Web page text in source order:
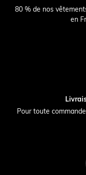
80 % de nos
en
Pour toute